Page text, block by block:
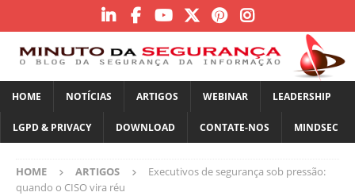
HOME NOTÍCIAS ARTIGOS WEBINAR LEADERSHIP
LGPD & PRIVACY DOWNLOAD CONTATE-NOS MINDSEC
HOME ARTIGOS
Executivos de segurança sob pressão:
quando o CISO vira réu